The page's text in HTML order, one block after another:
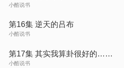
小酷说书
第16集 逆天的吕布
小酷说书
第17集 其实我算卦很好的……
小酷说书